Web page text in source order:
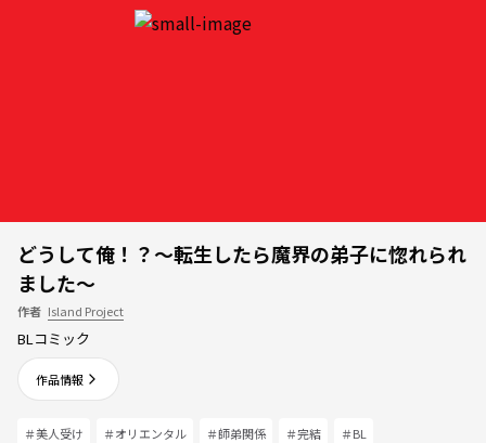
どうして俺！？～転生したら魔界の弟子に惚れられ
ました～
作者 Island Project
BLコミック
作品情報
＃美人受け ＃オリエンタル ＃師弟関係 ＃完結 ＃BL